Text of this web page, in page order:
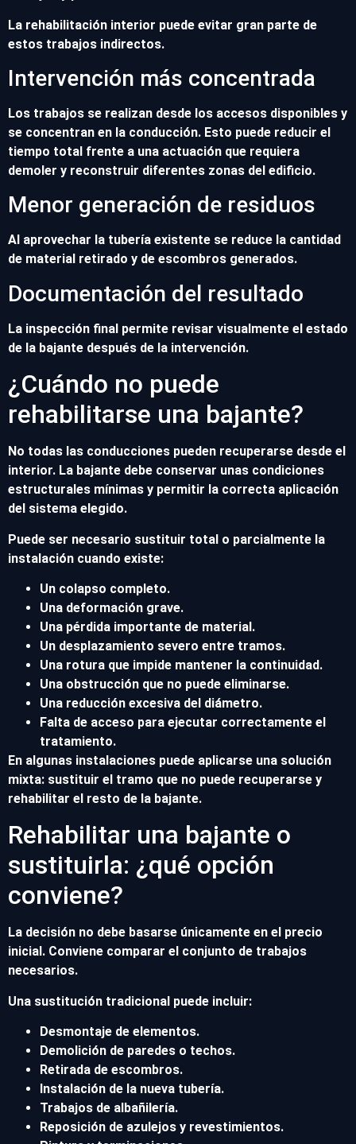
La rehabilitación interior puede evitar gran parte de
estos trabajos indirectos.
Intervención más concentrada
Los trabajos se realizan desde los accesos disponibles y
se concentran en la conducción. Esto puede reducir el
tiempo total frente a una actuación que requiera
demoler y reconstruir diferentes zonas del edificio.
Menor generación de residuos
Al aprovechar la tubería existente se reduce la cantidad
de material retirado y de escombros generados.
Documentación del resultado
La inspección final permite revisar visualmente el estado
de la bajante después de la intervención.
¿Cuándo no puede
rehabilitarse una bajante?
No todas las conducciones pueden recuperarse desde el
interior. La bajante debe conservar unas condiciones
estructurales mínimas y permitir la correcta aplicación
del sistema elegido.
Puede ser necesario sustituir total o parcialmente la
instalación cuando existe:
Un colapso completo.
Una deformación grave.
Una pérdida importante de material.
Un desplazamiento severo entre tramos.
Una rotura que impide mantener la continuidad.
Una obstrucción que no puede eliminarse.
Una reducción excesiva del diámetro.
Falta de acceso para ejecutar correctamente el
tratamiento.
En algunas instalaciones puede aplicarse una solución
mixta: sustituir el tramo que no puede recuperarse y
rehabilitar el resto de la bajante.
Rehabilitar una bajante o
sustituirla: ¿qué opción
conviene?
La decisión no debe basarse únicamente en el precio
inicial. Conviene comparar el conjunto de trabajos
necesarios.
Una sustitución tradicional puede incluir:
Desmontaje de elementos.
Demolición de paredes o techos.
Retirada de escombros.
Instalación de la nueva tubería.
Trabajos de albañilería.
Reposición de azulejos y revestimientos.